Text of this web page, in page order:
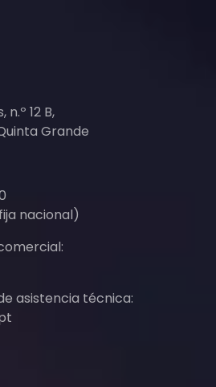
12 B,
Grande
nacional)
asistencia técnica: